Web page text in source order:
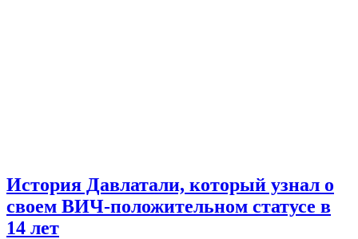
История Давлатали, который узнал о
своем ВИЧ-положительном статусе в
14 лет